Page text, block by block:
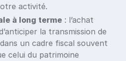
activité.
à long terme : l’achat
la transmission de
un cadre fiscal souvent
celui du patrimoine